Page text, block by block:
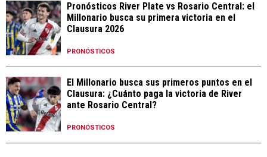
Pronósticos River Plate vs Rosario Central: el
Millonario busca su primera victoria en el
Clausura 2026
PRONÓSTICOS
El Millonario busca sus primeros puntos en el
Clausura: ¿Cuánto paga la victoria de River
ante Rosario Central?
PRONÓSTICOS